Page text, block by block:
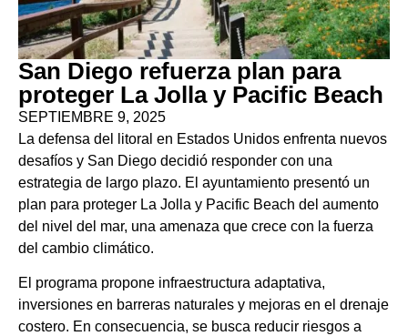
San Diego refuerza plan para
proteger La Jolla y Pacific Beach
SEPTIEMBRE 9, 2025
La defensa del litoral en Estados Unidos enfrenta nuevos
desafíos y San Diego decidió responder con una
estrategia de largo plazo. El ayuntamiento presentó un
plan para proteger La Jolla y Pacific Beach del aumento
del nivel del mar, una amenaza que crece con la fuerza
del cambio climático.
El programa propone infraestructura adaptativa,
inversiones en barreras naturales y mejoras en el drenaje
costero. En consecuencia, se busca reducir riesgos a